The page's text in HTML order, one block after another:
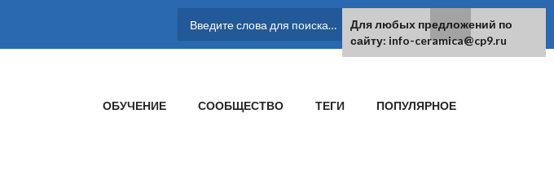
ФОРМА ПОИСКА
ОБУЧЕНИЕ СООБЩЕСТВО ТЕГИ ПОПУЛЯРНОЕ
Для любых предложений по
сайту: info-ceramica@cp9.ru